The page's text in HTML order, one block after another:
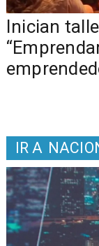
Inician
IR A